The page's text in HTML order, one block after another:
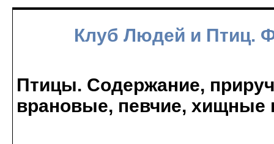
Клуб Людей и Птиц.
Птицы. Содержание,
врановые, певчие, хищные